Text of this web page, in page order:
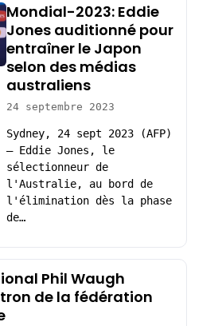
Mondial-2023: Eddie
Jones auditionné pour
entraîner le Japon
selon des médias
australiens
24 septembre 2023
Sydney, 24 sept 2023 (AFP)
– Eddie Jones, le
sélectionneur de
l'Australie, au bord de
l'élimination dès la phase
de…
Phil Waugh
de la fédération